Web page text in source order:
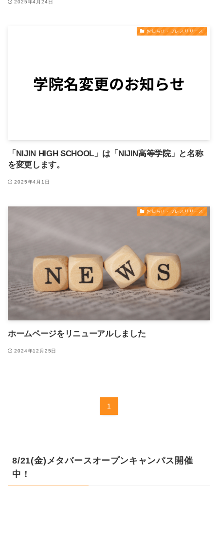
2025年4月24日
お知らせ・プレスリリース
「NIJIN HIGH SCHOOL」は「NIJIN高等学院」と名称
を変更します。
2025年4月1日
お知らせ・プレスリリース
ホームページをリニューアルしました
2024年12月25日
1
8/21(金)メタバースオープンキャンパス開催
中！